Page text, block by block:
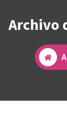
Archivo